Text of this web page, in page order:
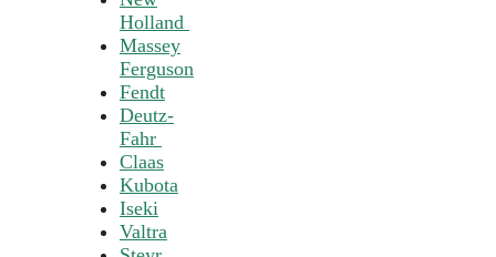
Holland
Massey
Ferguson
Fendt
Deutz-
Fahr
Claas
Kubota
Iseki
Valtra